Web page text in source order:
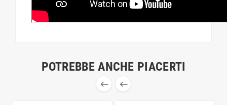
POTREBBE ANCHE PIACERTI
 